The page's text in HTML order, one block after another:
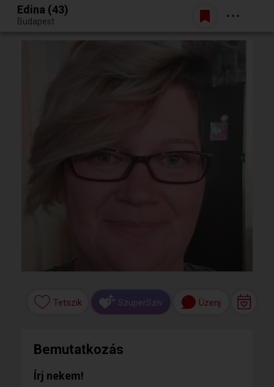
Egy jó randiból bármi lehet.
Belépés
Edina (43)
Budapest
Tetszik SzuperSzív Üzenj
Bemutatkozás
Írj nekem!